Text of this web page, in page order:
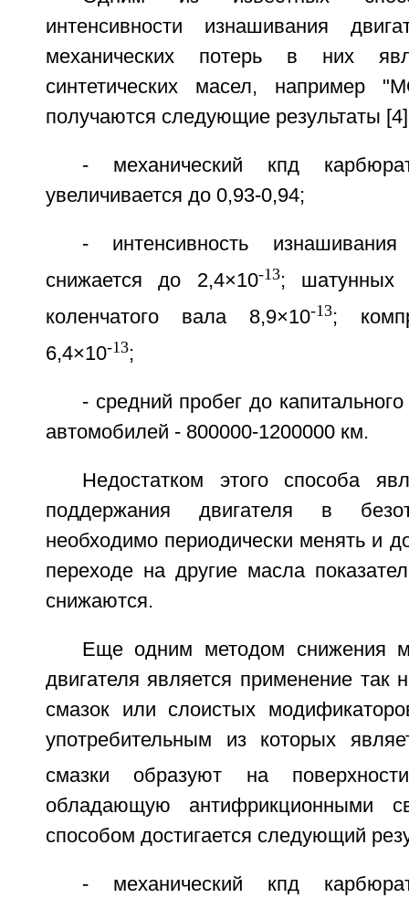
интенсивности изнашивания
механических потерь в них
синтетических масел, например
получаются следующие результаты
- механический кпд
увеличивается до 0,93-0,94;
- интенсивность
снижается до 2,4×10-13; шатунных
коленчатого вала 8,9×10-13;
6,4×10-13;
- средний пробег до
автомобилей - 800000-1200000 км.
Недостатком этого способа
поддержания двигателя в
необходимо периодически менять и
переходе на другие масла
снижаются.
Еще одним методом снижения
двигателя является применение так
смазок или слоистых
употребительным из которых
смазки образуют на
обладающую антифрикционными
способом достигается следующий
- механический кпд